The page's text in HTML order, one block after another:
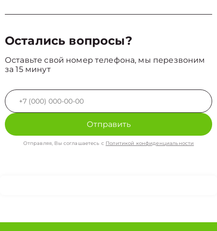
Остались вопросы?
Оставьте свой номер телефона, мы перезвоним
за 15 минут
Отправить
Отправляя, Вы соглашаетесь с Политикой конфиденциальности